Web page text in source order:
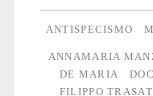
ANTISPECISMO
ANNAMARIA
DE MARIA
FILIPPO